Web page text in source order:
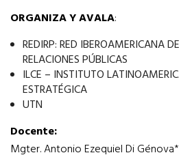
ORGANIZA Y AVALA:
REDIRP: RED IBEROAMERICANA
RELACIONES PÚBLICAS
ILCE – INSTITUTO
ESTRATÉGICA
UTN
Docente:
Mgter. Antonio Ezequiel Di Génova*